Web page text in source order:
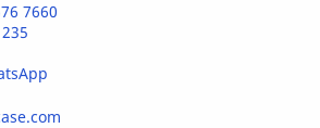
7660